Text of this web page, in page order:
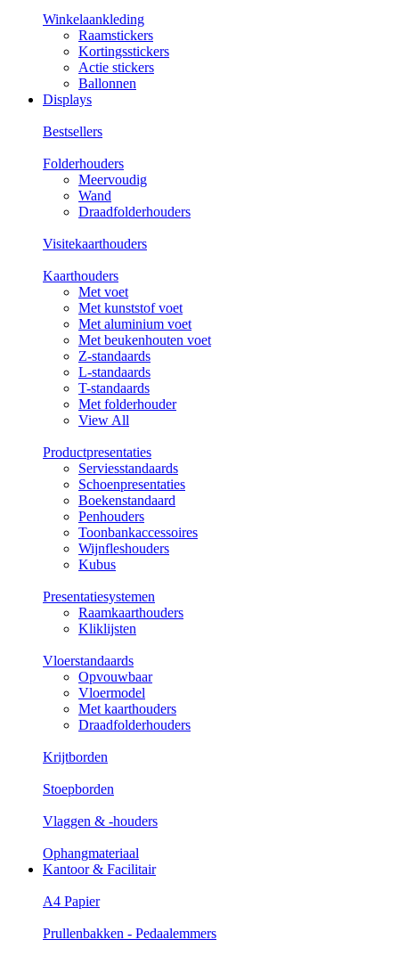
Winkelaankleding
Raamstickers
Kortingsstickers
Actie stickers
Ballonnen
Displays
Bestsellers
Folderhouders
Meervoudig
Wand
Draadfolderhouders
Visitekaarthouders
Kaarthouders
Met voet
Met kunststof voet
Met aluminium voet
Met beukenhouten voet
Z-standaards
L-standaards
T-standaards
Met folderhouder
View All
Productpresentaties
Serviesstandaards
Schoenpresentaties
Boekenstandaard
Penhouders
Toonbankaccessoires
Wijnfleshouders
Kubus
Presentatiesystemen
Raamkaarthouders
Kliklijsten
Vloerstandaards
Opvouwbaar
Vloermodel
Met kaarthouders
Draadfolderhouders
Krijtborden
Stoepborden
Vlaggen & -houders
Ophangmateriaal
Kantoor & Facilitair
A4 Papier
Prullenbakken - Pedaalemmers